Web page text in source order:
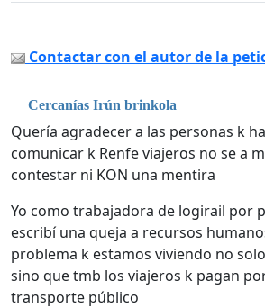
Contactar con el autor de la
Cercanías Irún brinkola
Quería agradecer a las personas k
comunicar k Renfe viajeros no se a
contestar ni KON una mentira
Yo como trabajadora de logirail por
escribí una queja a recursos
problema k estamos viviendo no
sino que tmb los viajeros k pagan
transporte público